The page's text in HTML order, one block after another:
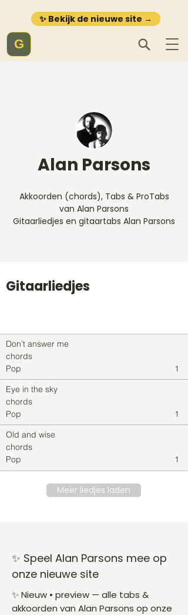
✨ Bekijk de nieuwe site →
G
Alan Parsons
Akkoorden (chords), Tabs & ProTabs
van Alan Parsons
Gitaarliedjes en gitaartabs Alan Parsons
Gitaarliedjes
Don’t answer me
chords
Pop
1
Eye in the sky
chords
Pop
1
Old and wise
chords
Pop
1
Meer liedjes laden
✨ Speel Alan Parsons mee op
onze nieuwe site
✨ Nieuw • preview — alle tabs &
akkoorden van Alan Parsons op onze